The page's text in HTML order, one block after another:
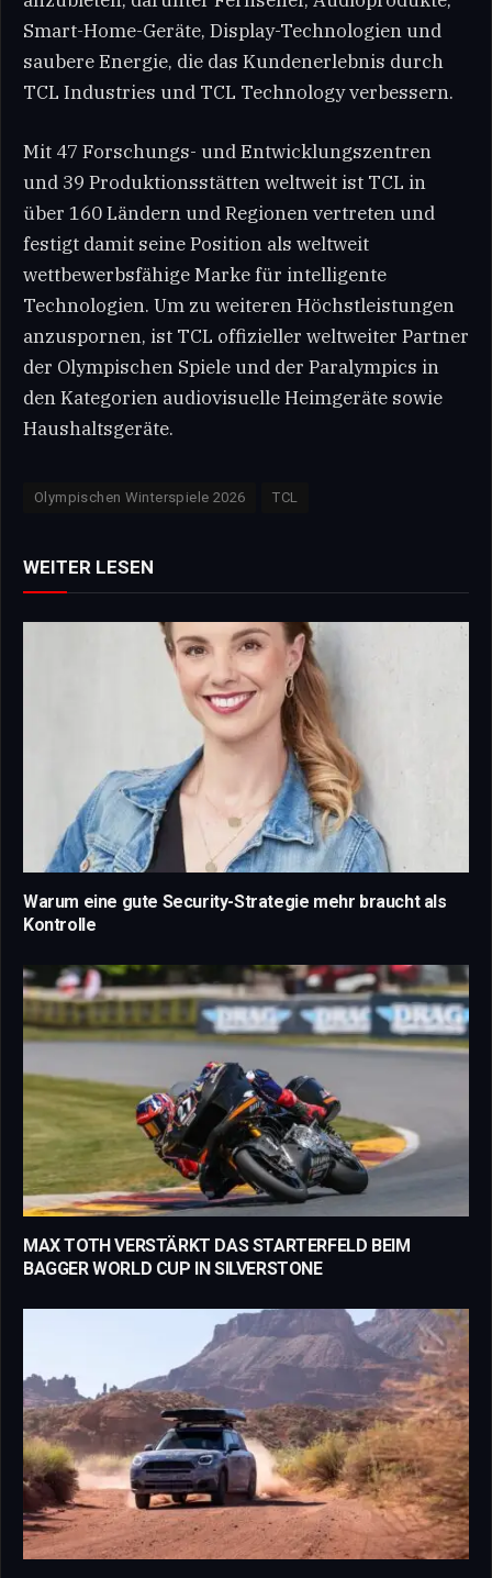
Smart-Home-Geräte, Display-Technologien und
saubere Energie, die das Kundenerlebnis durch
TCL Industries und TCL Technology verbessern.
Mit 47 Forschungs- und Entwicklungszentren
und 39 Produktionsstätten weltweit ist TCL in
über 160 Ländern und Regionen vertreten und
festigt damit seine Position als weltweit
wettbewerbsfähige Marke für intelligente
Technologien. Um zu weiteren Höchstleistungen
anzuspornen, ist TCL offizieller weltweiter Partner
der Olympischen Spiele und der Paralympics in
den Kategorien audiovisuelle Heimgeräte sowie
Haushaltsgeräte.
Olympischen Winterspiele 2026 TCL
WEITER LESEN
Warum eine gute Security-Strategie mehr braucht als
Kontrolle
MAX TOTH VERSTÄRKT DAS STARTERFELD BEIM
BAGGER WORLD CUP IN SILVERSTONE